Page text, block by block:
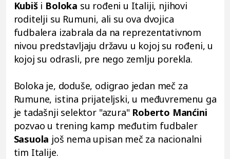
Kubiši Boloka su rođeni u Italiji, njihovi
roditelji su Rumuni, ali su ova dvojica
fudbalera izabrala da na reprezentativnom
nivou predstavljaju državu u kojoj su rođeni, u
kojoj su odrasli, pre nego zemlju porekla.
Boloka je, doduše, odigrao jedan meč za
Rumune, istina prijateljski, u međuvremenu ga
je tadašnji selektor "azura" Roberto Manćini
pozvao u trening kamp međutim fudbaler
Sasuola još nema upisan meč za nacionalni
tim Italije.